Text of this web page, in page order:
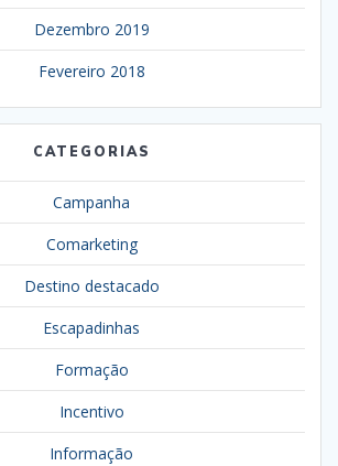
Dezembro 2019
Fevereiro 2018
CATEGORIAS
Campanha
Comarketing
Destino destacado
Escapadinhas
Formação
Incentivo
Informação